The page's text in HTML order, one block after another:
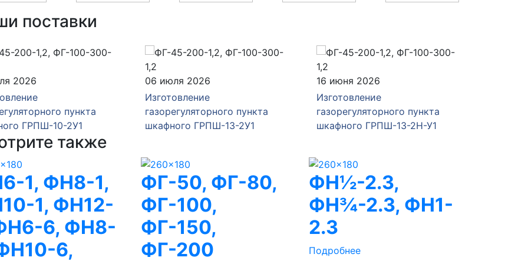
поставки
2026
пункта
ГРПШ-10-2У1
06 июля 2026
Изготовление
газорегуляторного пункта
шкафного ГРПШ-13-2У1
16 июня 2026
Изготовление
газорегуляторного пункта
шкафного ГРПШ-13-2Н-У1
также
1, ФН8-1,
1, ФН12-
6, ФН8-
6,
ФГ-50, ФГ-80,
ФГ-100,
ФГ-150,
ФГ-200
ФН½-2.3,
ФН¾-2.3, ФН1-
2.3
Подробнее